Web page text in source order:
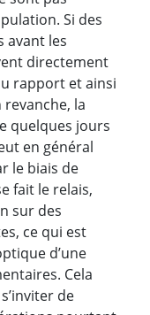
Si des
avant les
directement
rapport et ainsi
la
quelques jours
en général
le biais de
fait le relais,
sur des
ce qui est
d’une
Cela
de